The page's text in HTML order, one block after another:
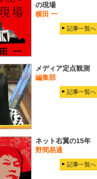
の現場
横田 一
記事一覧へ
メディア定点観測
編集部
記事一覧へ
ネット右翼の15年
野間易通
記事一覧へ